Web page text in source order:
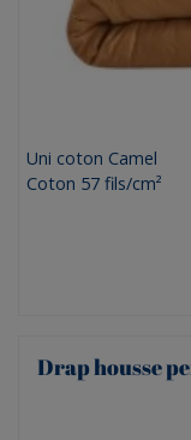
Uni coton Camel
Coton 57 fils/cm²
Drap housse